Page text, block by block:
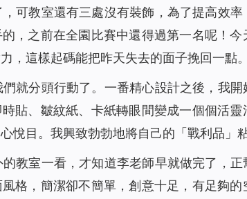
可教室還有三處沒有裝飾，為了提高效
，之前在全園比賽中還得過第一名呢！
，這樣起碼能把昨天失去的面子挽回一點
就分頭行動了。一番精心設計之後，我
貼、皺紋紙、卡紙轉眼間變成一個個活
悅目。我興致勃勃地將自己的「戰利品」粘
教室一看，才知道李老師早就做完了，
格，簡潔卻不簡單，創意十足，有足夠